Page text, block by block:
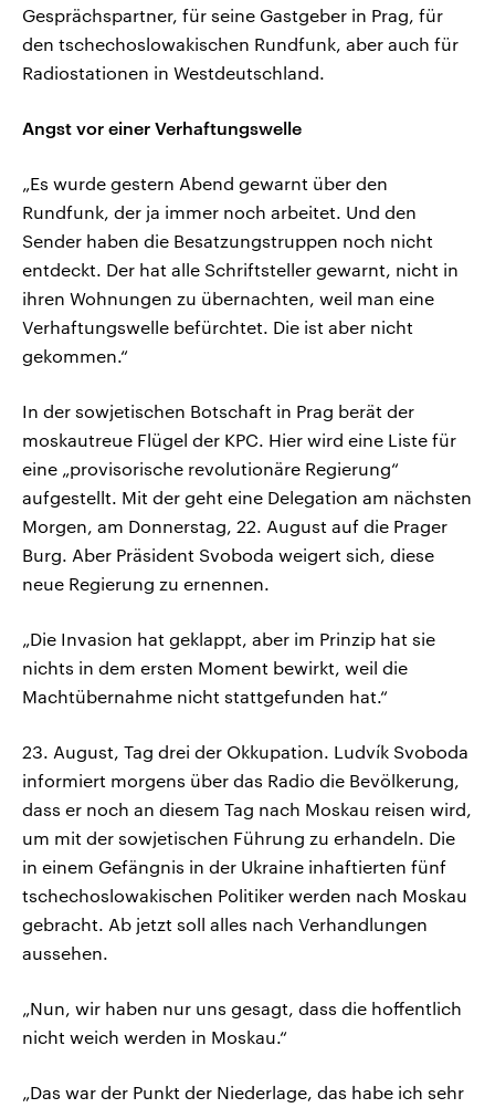
Gesprächspartner, für seine Gastgeber in Prag, für
den tschechoslowakischen Rundfunk, aber auch für
Radiostationen in Westdeutschland.
Angst vor einer Verhaftungswelle
„Es wurde gestern Abend gewarnt über den
Rundfunk, der ja immer noch arbeitet. Und den
Sender haben die Besatzungstruppen noch nicht
entdeckt. Der hat alle Schriftsteller gewarnt, nicht in
ihren Wohnungen zu übernachten, weil man eine
Verhaftungswelle befürchtet. Die ist aber nicht
gekommen.“
In der sowjetischen Botschaft in Prag berät der
moskautreue Flügel der KPC. Hier wird eine Liste für
eine „provisorische revolutionäre Regierung“
aufgestellt. Mit der geht eine Delegation am nächsten
Morgen, am Donnerstag, 22. August auf die Prager
Burg. Aber Präsident Svoboda weigert sich, diese
neue Regierung zu ernennen.
„Die Invasion hat geklappt, aber im Prinzip hat sie
nichts in dem ersten Moment bewirkt, weil die
Machtübernahme nicht stattgefunden hat.“
23. August, Tag drei der Okkupation. Ludvík Svoboda
informiert morgens über das Radio die Bevölkerung,
dass er noch an diesem Tag nach Moskau reisen wird,
um mit der sowjetischen Führung zu erhandeln. Die
in einem Gefängnis in der Ukraine inhaftierten fünf
tschechoslowakischen Politiker werden nach Moskau
gebracht. Ab jetzt soll alles nach Verhandlungen
aussehen.
„Nun, wir haben nur uns gesagt, dass die hoffentlich
nicht weich werden in Moskau.“
„Das war der Punkt der Niederlage, das habe ich sehr